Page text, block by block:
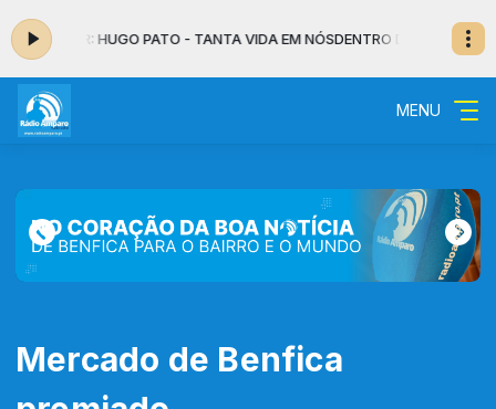
AR: HUGO PATO - TANTA VIDA EM NÓSDENTRO DA NOITE -
MENU
Mercado de Benfica